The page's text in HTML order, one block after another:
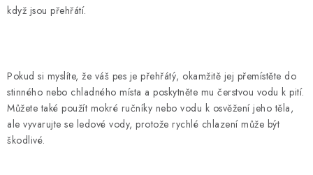
když jsou přehřátí.
Pokud si myslíte, že váš pes je přehřátý, okamžitě jej přemístěte do
stinného nebo chladného místa a poskytněte mu čerstvou vodu k pití.
Můžete také použít mokré ručníky nebo vodu k osvěžení jeho těla,
ale vyvarujte se ledové vody, protože rychlé chlazení může být
škodlivé.